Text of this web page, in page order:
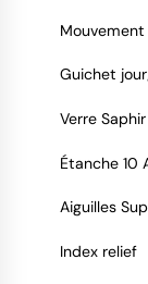
Guichet
Verre Saphir
Étanche 10
Aiguilles
Index relief